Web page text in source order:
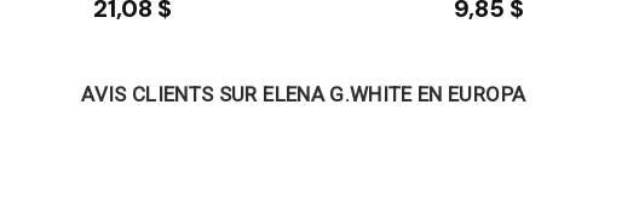
21,08 $ 9,85 $
AVIS CLIENTS SUR ELENA G.WHITE EN EUROPA